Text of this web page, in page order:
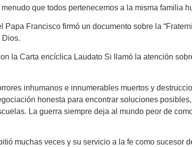
que todos pertenecemos a la misma familia
Francisco firmó un documento sobre la
Dios.
la Carta encíclica Laudato Si llamó la atención
inhumanos e innumerables muertos y
honesta para encontrar soluciones
La guerra siempre deja al mundo peor de
muchas veces y su servicio a la fe como sucesor